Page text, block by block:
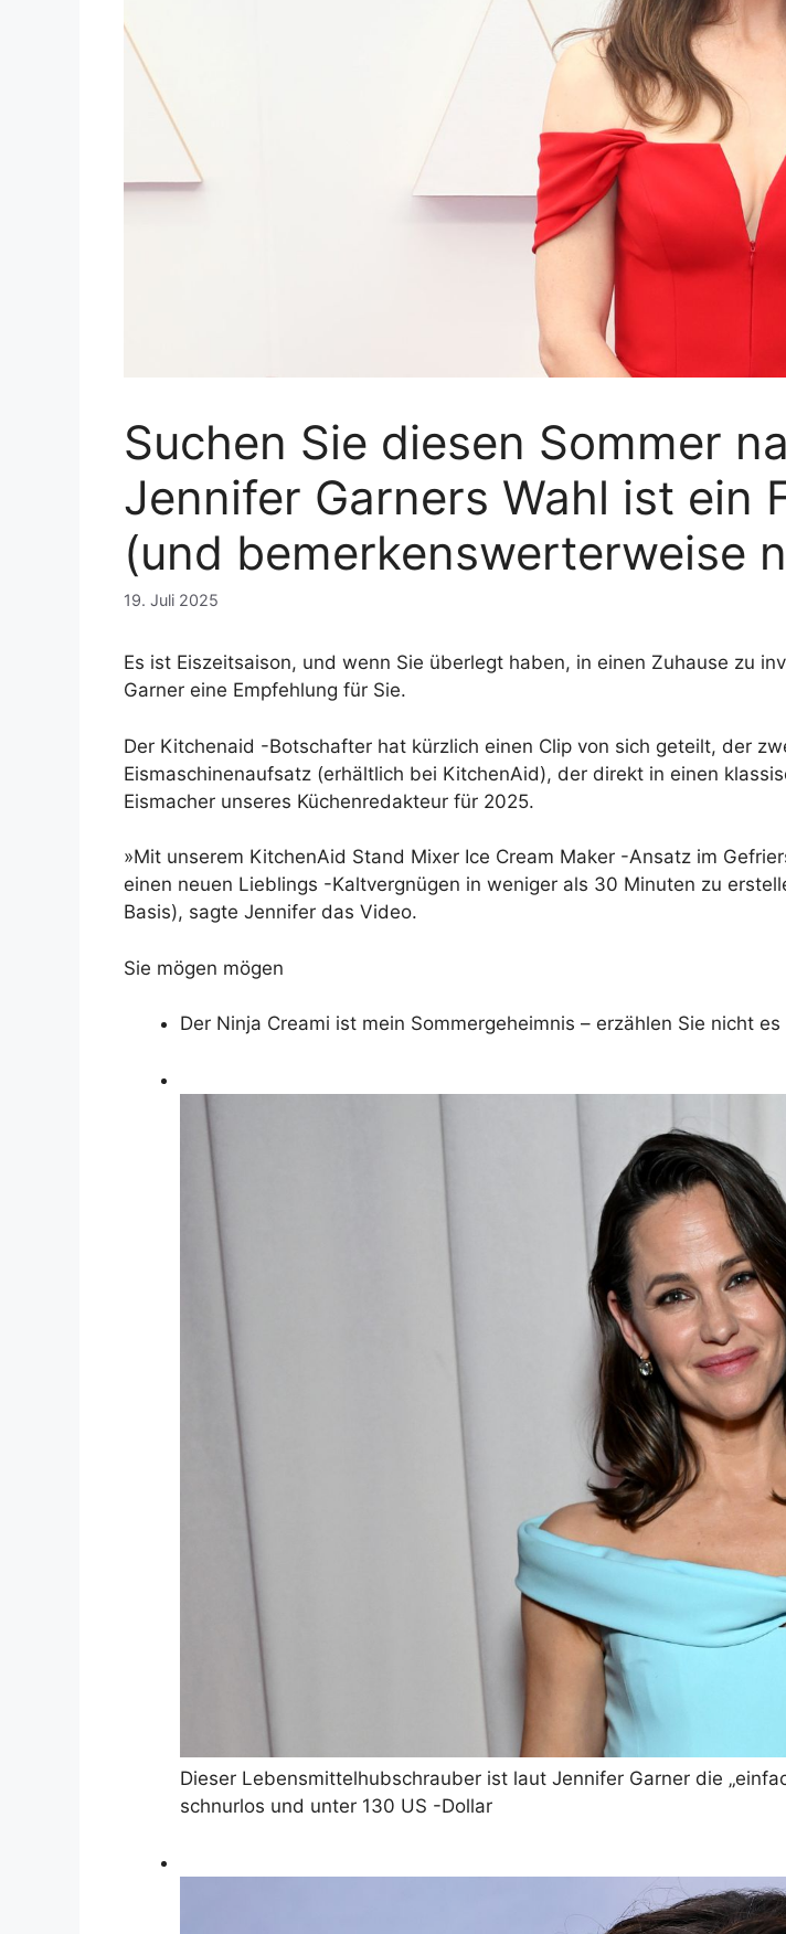
Suchen Sie diesen Sommer
Jennifer Garners Wahl ist ein
(und bemerkenswerterweise
19. Juli 2025
Es ist Eiszeitsaison, und wenn Sie überlegt haben, in einen Zuhause zu
Garner eine Empfehlung für Sie.
Der Kitchenaid -Botschafter hat kürzlich einen Clip von sich geteilt, der
Eismaschinenaufsatz (erhältlich bei KitchenAid), der direkt in einen
Eismacher unseres Küchenredakteur für 2025.
»Mit unserem KitchenAid Stand Mixer Ice Cream Maker -Ansatz im
einen neuen Lieblings -Kaltvergnügen in weniger als 30 Minuten zu
Basis), sagte Jennifer das Video.
Sie mögen mögen
Der Ninja Creami ist mein Sommergeheimnis – erzählen Sie nicht
Dieser Lebensmittelhubschrauber ist laut Jennifer Garner die
schnurlos und unter 130 US -Dollar